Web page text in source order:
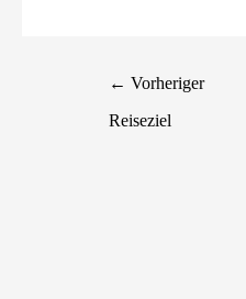
← Vorheriger
Reiseziel